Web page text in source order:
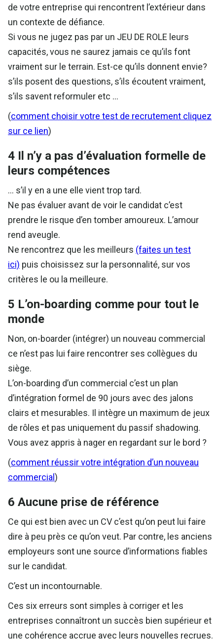
de votre entreprise qui rencontrent l’extérieur dans
un contexte de défiance.
Si vous ne jugez pas par un JEU DE ROLE leurs
capacités, vous ne saurez jamais ce qu’ils font
vraiment sur le terrain. Est-ce qu’ils donnent envie?
s’ils posent des questions, s’ils écoutent vraiment,
s’ils savent reformuler etc …
(comment choisir votre test de recrutement cliquez
sur ce lien)
4 Il n’y a pas d’évaluation formelle de
leurs compétences
… s’il y en a une elle vient trop tard.
Ne pas évaluer avant de voir le candidat c’est
prendre le risque d’en tomber amoureux. L’amour
rend aveugle.
Ne rencontrez que les meilleurs (faites un test
ici) puis choisissez sur la personnalité, sur vos
critères le ou la meilleure.
5 L’on-boarding comme pour tout le
monde
Non, on-boarder (intégrer) un nouveau commercial
ce n’est pas lui faire rencontrer ses collègues du
siège.
L’on-boarding d’un commercial c’est un plan
d’intégration formel de 90 jours avec des jalons
clairs et mesurables. Il intègre un maximum de jeux
de rôles et pas uniquement du passif shadowing.
Vous avez appris à nager en regardant sur le bord ?
(comment réussir votre intégration d’un nouveau
commercial )
6 Aucune prise de référence
Ce qui est bien avec un CV c’est qu’on peut lui faire
dire à peu près ce qu’on veut. Par contre, les anciens
employeurs sont une source d’informations fiables
sur le candidat.
C’est un incontournable.
Ces six erreurs sont simples à corriger et les
entreprises connaîtront un succès bien supérieur et
une cohérence accrue avec leurs nouvelles recrues.